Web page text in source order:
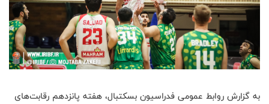
به گزارش روابط عمومی فدراسیون بسکتبال، هفته پانزدهم رقابت‌های